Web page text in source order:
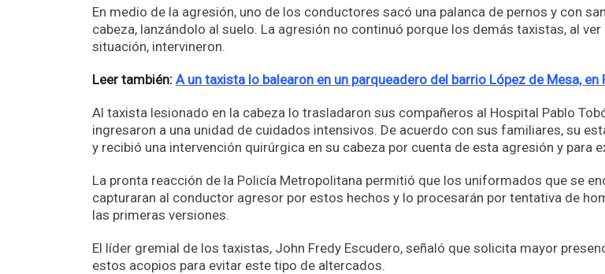
En medio de la agresión, uno de los conductores sacó una palanca de pernos y con
cabeza, lanzándolo al suelo. La agresión no continuó porque los demás taxistas, al
situación, intervineron.
Leer también: A un taxista lo balearon en un parqueadero del barrio López de Mesa, en
Al taxista lesionado en la cabeza lo trasladaron sus compañeros al Hospital Pablo
ingresaron a una unidad de cuidados intensivos. De acuerdo con sus familiares, su
y recibió una intervención quirúrgica en su cabeza por cuenta de esta agresión y para
La pronta reacción de la Policía Metropolitana permitió que los uniformados que se
capturaran al conductor agresor por estos hechos y lo procesarán por tentativa de
las primeras versiones.
El líder gremial de los taxistas, John Fredy Escudero, señaló que solicita mayor
estos acopios para evitar este tipo de altercados.